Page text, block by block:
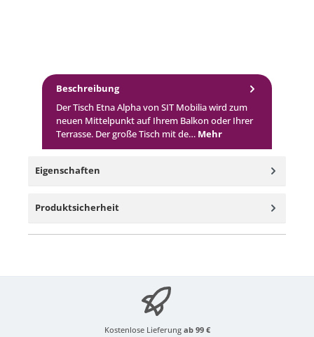
Beschreibung
Der Tisch Etna Alpha von SIT Mobilia wird zum
neuen Mittelpunkt auf Ihrem Balkon oder Ihrer
Terrasse. Der große Tisch mit de… Mehr
Eigenschaften
Produktsicherheit
Kostenlose Lieferung ab 99 €